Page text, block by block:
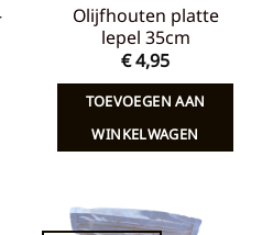
Olijfhouten platte
lepel 35cm
€4,95
TOEVOEGEN AAN
WINKELWAGEN